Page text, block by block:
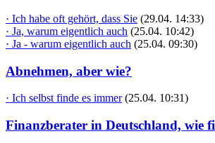
· Ich habe oft gehört, dass Sie (29.04. 14:33)
· Ja, warum eigentlich auch (25.04. 10:42)
· Ja - warum eigentlich auch (25.04. 09:30)
Abnehmen, aber wie?
· Ich selbst finde es immer (25.04. 10:31)
Finanzberater in Deutschland, wie